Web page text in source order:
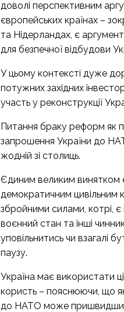
доволі перспективним
європейських країнах –
та Нідерландах, є
для безпечної відбудови
У цьому контексті дуже
потужних західних
участь у реконструкції
Питання браку реформ як
запрошення України до
жодній зі столиць.
Єдиним великим винятком
демократичним цивільним
збройними силами, котрі,
воєнний стан та інші
уповільнитись чи взагалі
паузу.
Україна має використати
користь – пояснюючи, що
до НАТО може